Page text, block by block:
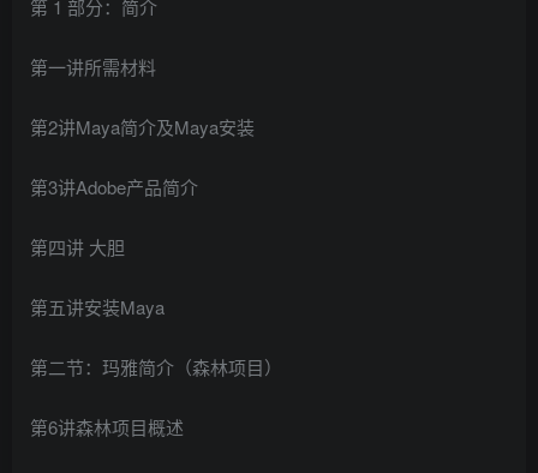
第 1 部分：简介
第一讲所需材料
第2讲Maya简介及Maya安装
第3讲Adobe产品简介
第四讲 大胆
第五讲安装Maya
第二节：玛雅简介（森林项目）
第6讲森林项目概述